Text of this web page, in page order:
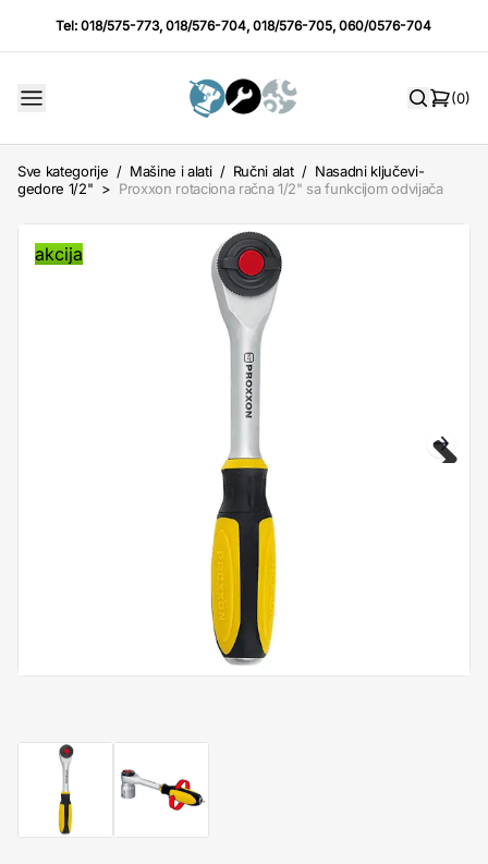
Tel:018/575-773,018/576-704,018/576-705,060/0576-704
(0)
Sve kategorije / Mašine i alati / Ručni alat / Nasadni ključevi-
gedore 1/2" > Proxxon rotaciona račna 1/2" sa funkcijom odvijača
akcija